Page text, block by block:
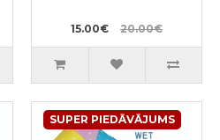
15.00€ 20.00€
SUPER PIEDĀVĀJUMS